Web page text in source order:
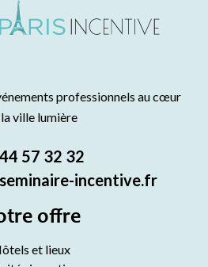
professionnels au cœur
ville lumière
57 32 32
incentive.fr
offre
et lieux